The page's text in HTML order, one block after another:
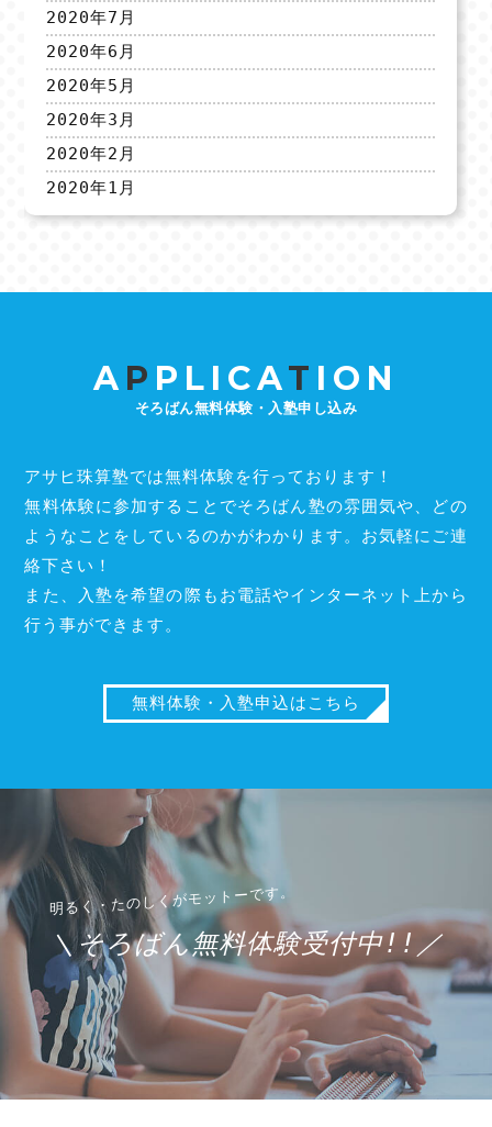
2020年7月
2020年6月
2020年5月
2020年3月
2020年2月
2020年1月
A P PLICAT ION
そろばん無料体験・入塾申し込み
アサヒ珠算塾では無料体験を行っております！
無料体験に参加することでそろばん塾の雰囲気や、どの
ようなことをしているのかがわかります。お気軽にご連
絡下さい！
また、入塾を希望の際もお電話やインターネット上から
行う事ができます。
無料体験・入塾申込はこちら
＼そろばん無料体験受付中!!／